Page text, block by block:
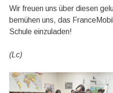
Wir freuen uns über diesen
bemühen uns, das
Schule einzuladen!
(Lc)